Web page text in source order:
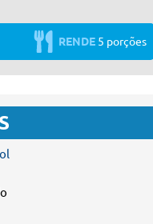
RENDE 5 porções